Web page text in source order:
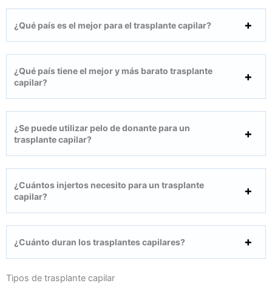
¿Qué país es el mejor para el trasplante capilar?
¿Qué país tiene el mejor y más barato trasplante
capilar?
¿Se puede utilizar pelo de donante para un
trasplante capilar?
¿Cuántos injertos necesito para un trasplante
capilar?
¿Cuánto duran los trasplantes capilares?
Tipos de trasplante capilar